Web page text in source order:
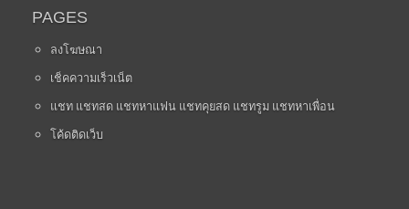
PAGES
ลงโฆษณา
เช็คความเร็วเน็ต
แชท แชทสด แชทหาแฟน แชทคุยสด แชทรูม แชทหาเพื่อน
โค้ดติดเว็บ